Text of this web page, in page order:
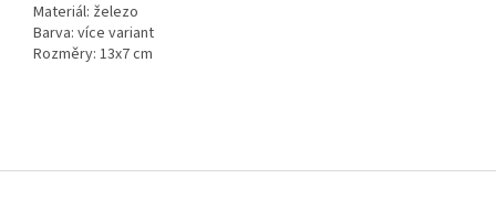
Materiál: železo
Barva: více variant
Rozměry: 13x7 cm